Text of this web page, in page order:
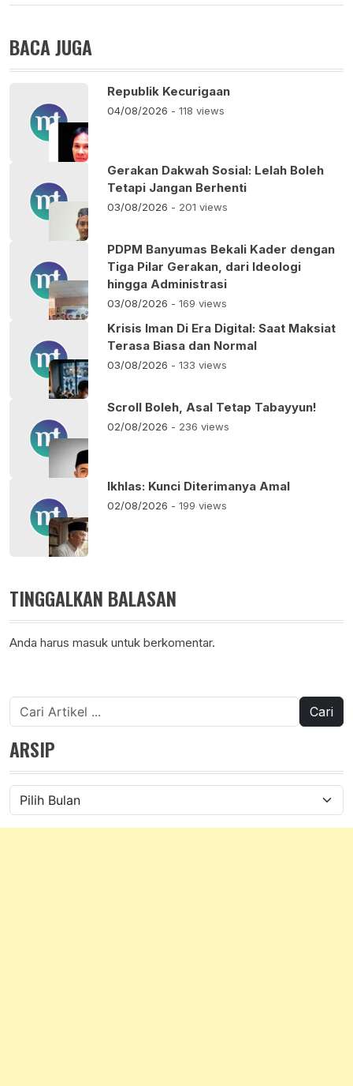
BACA JUGA
Republik Kecurigaan
04/08/2026 - 118 views
Gerakan Dakwah Sosial: Lelah Boleh
Tetapi Jangan Berhenti
03/08/2026 - 201 views
PDPM Banyumas Bekali Kader dengan
Tiga Pilar Gerakan, dari Ideologi
hingga Administrasi
03/08/2026 - 169 views
Krisis Iman Di Era Digital: Saat Maksiat
Terasa Biasa dan Normal
03/08/2026 - 133 views
Scroll Boleh, Asal Tetap Tabayyun!
02/08/2026 - 236 views
Ikhlas: Kunci Diterimanya Amal
02/08/2026 - 199 views
TINGGALKAN BALASAN
Anda harus masuk untuk berkomentar.
Cari
untuk:
ARSIP
Arsip